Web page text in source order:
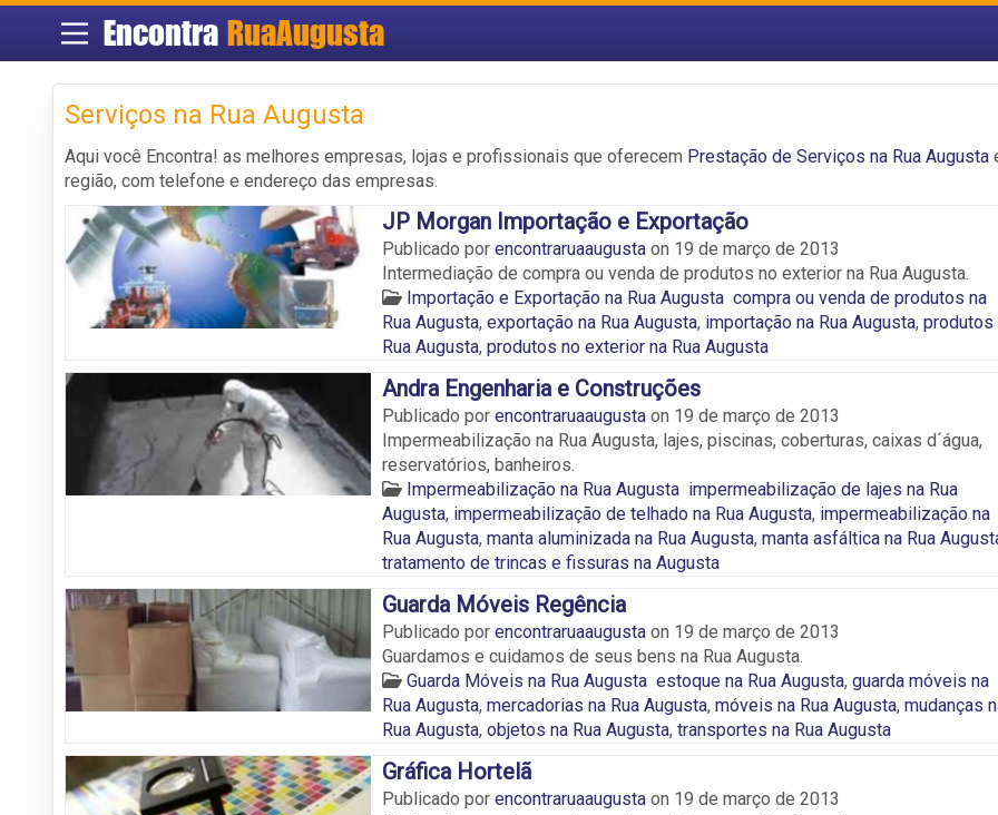
EncontraRuaAugusta
Serviços na Rua Augusta
Aqui você Encontra! as melhores empresas, lojas e profissionais que oferecem Prestação de Serviços na Rua Augusta
região, com telefone e endereço das empresas.
JP Morgan Importação e Exportação
Publicado por encontraruaaugusta on 19 de março de 2013
Intermediação de compra ou venda de produtos no exterior na Rua Augusta.
Importação e Exportação na Rua Augusta compra ou venda de produtos na
Rua Augusta, exportação na Rua Augusta, importação na Rua Augusta, produtos
Rua Augusta, produtos no exterior na Rua Augusta
Andra Engenharia e Construções
Publicado por encontraruaaugusta on 19 de março de 2013
Impermeabilização na Rua Augusta, lajes, piscinas, coberturas, caixas d´água,
reservatórios, banheiros.
Impermeabilização na Rua Augusta impermeabilização de lajes na Rua
Augusta, impermeabilização de telhado na Rua Augusta, impermeabilização na
Rua Augusta, manta aluminizada na Rua Augusta, manta asfáltica na Rua
tratamento de trincas e fissuras na Augusta
Guarda Móveis Regência
Publicado por encontraruaaugusta on 19 de março de 2013
Guardamos e cuidamos de seus bens na Rua Augusta.
Guarda Móveis na Rua Augusta estoque na Rua Augusta, guarda móveis na
Rua Augusta, mercadorias na Rua Augusta, móveis na Rua Augusta, mudanças
Rua Augusta, objetos na Rua Augusta, transportes na Rua Augusta
Gráfica Hortelã
Publicado por encontraruaaugusta on 19 de março de 2013